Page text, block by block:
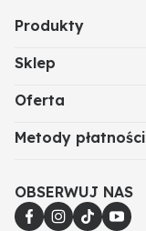
Produkty
Sklep
Oferta
Metody płatności
OBSERWUJ NAS